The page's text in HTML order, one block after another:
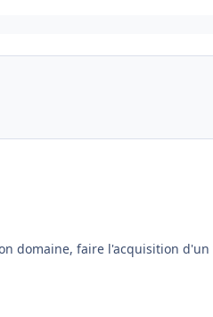
domaine, faire l'acquisition d'un